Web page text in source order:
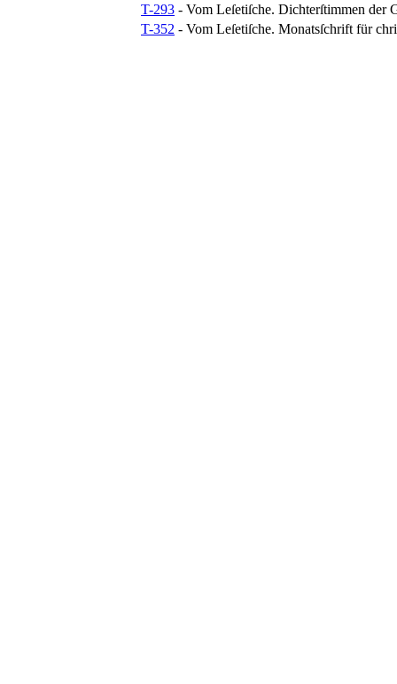
T-293 - Vom Leſetiſche. Dichterſtimmen der
T-352 - Vom Leſetiſche. Monatsſchrift für